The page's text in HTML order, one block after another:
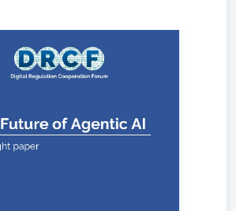
It should not betaken as an indication of
of the This paper draws some insight from